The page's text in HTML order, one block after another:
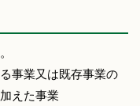
事業又は既存事業の
えた事業